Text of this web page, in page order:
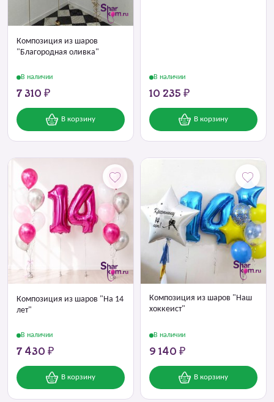
Композиция из шаров
"Благородная оливка"
В наличии
7 310 ₽
В корзину
В наличии
10 235 ₽
В корзину
Композиция из шаров "На 14
лет"
В наличии
7 430 ₽
В корзину
Композиция из шаров "Наш
хоккеист"
В наличии
9 140 ₽
В корзину